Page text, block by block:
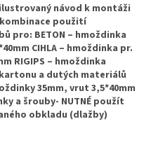
ilustrovaný návod k montáži
použití
pro: BETON – hmoždinka
CIHLA – hmoždinka pr.
RIGIPS – hmoždinka
a dutých materiálů
35mm, vrut 3,5*40mm
a šrouby- NUTNÉ použít
obkladu (dlažby)